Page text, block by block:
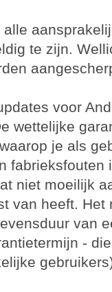
te zijn.
voor
wettelijke
je als
fabrieksfouten
niet moeilijk
van heeft.
van
-